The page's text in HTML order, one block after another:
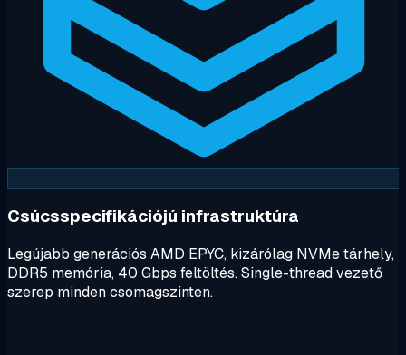
Csúcsspecifikációjú infrastruktúra
Legújabb generációs AMD EPYC, kizárólag NVMe tárhely,
DDR5 memória, 40 Gbps feltöltés. Single-thread vezető
szerep minden csomagszinten.